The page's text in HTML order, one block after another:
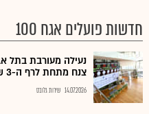
חדשות פועלים אגח 100
נעילה מעורבת בתל
צנח מתחת לרף ה-3 שקלים וננעל מעט מעליו
14.07.2026 שירות גלובס